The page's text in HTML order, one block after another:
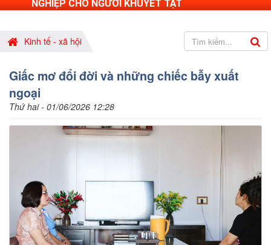
NGHIỆP CHO NGƯỜI KHUYẾT TẬT
Kinh tế - xã hội
Giấc mơ đổi đời và những chiếc bẫy xuất
ngoại
Thứ hai - 01/06/2026 12:28